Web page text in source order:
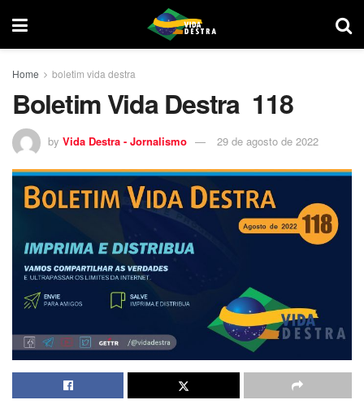
Home boletim vida destra
Boletim Vida Destra 118
by Vida Destra - Jornalismo 29 de agosto de 2022